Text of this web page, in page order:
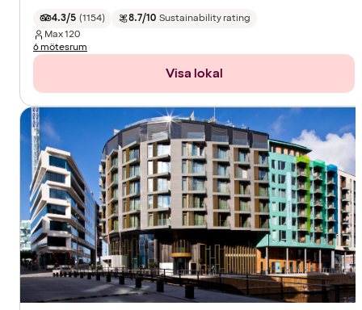
4.3/5 (1154) 8.7/10 Sustainability rating
Max120
6 mötesrum
Visa lokal